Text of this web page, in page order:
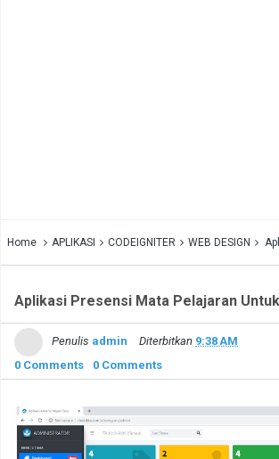
Home APLIKASI CODEIGNITER WEB DESIGN
Aplikasi Presensi Mata Pelajaran
Penulis admin Diterbitkan 9:38 AM
0 Comments
0 Comments